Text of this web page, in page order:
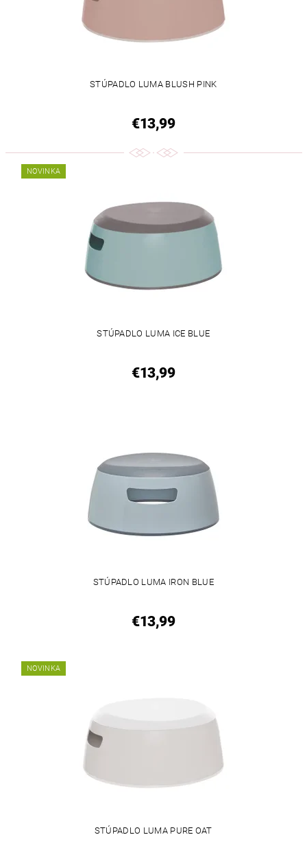
STÚPADLO LUMA BLUSH PINK
€13,99
NOVINKA
STÚPADLO LUMA ICE BLUE
€13,99
STÚPADLO LUMA IRON BLUE
€13,99
NOVINKA
STÚPADLO LUMA PURE OAT